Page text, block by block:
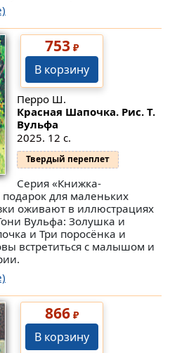
753₽
В корзину
Перро Ш.
Красная Шапочка. Рис. Т.
Вульфа
2025. 12 с.
Твердый переплет
Серия «Книжка-
для маленьких
оживают в иллюстрациях
Вульфа: Золушка и
и Три поросëнка и
встретиться с малышом и
866₽
В корзину